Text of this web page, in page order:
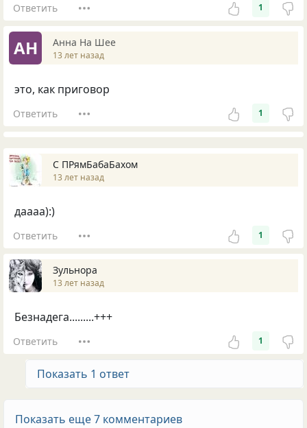
Ответить 1
АН Анна На Шее
13 лет назад
это, как приговор
Ответить 1
С ПРямБабаБахом
13 лет назад
даааа):)
Ответить 1
Зульнора
13 лет назад
Безнадега.........+++
Ответить 1
Показать 1 ответ
Показать еще 7 комментариев